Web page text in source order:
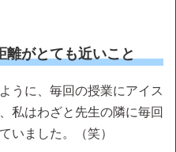
離がとても近いこと
うに、毎回の授業にアイス
私はわざと先生の隣に毎回
いました。（笑）